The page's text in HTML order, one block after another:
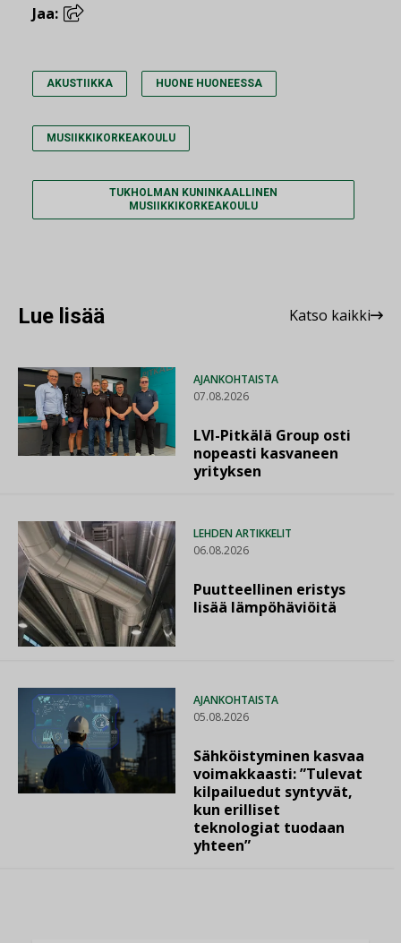
Jaa:
AKUSTIIKKA HUONE HUONEESSA
MUSIIKKIKORKEAKOULU
TUKHOLMAN KUNINKAALLINEN
MUSIIKKIKORKEAKOULU
Lue lisää Katso kaikki
AJANKOHTAISTA
07.08.2026
LVI-Pitkälä Group osti
nopeasti kasvaneen
yrityksen
LEHDEN ARTIKKELIT
06.08.2026
Puutteellinen eristys
lisää lämpöhäviöitä
AJANKOHTAISTA
05.08.2026
Sähköistyminen kasvaa
voimakkaasti: ”Tulevat
kilpailuedut syntyvät,
kun erilliset
teknologiat tuodaan
yhteen”